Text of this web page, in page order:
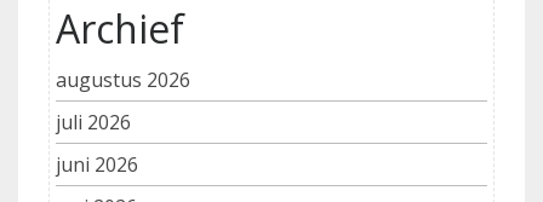
Archief
augustus 2026
juli 2026
juni 2026